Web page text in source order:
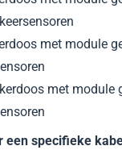
met module
met module
een specifieke